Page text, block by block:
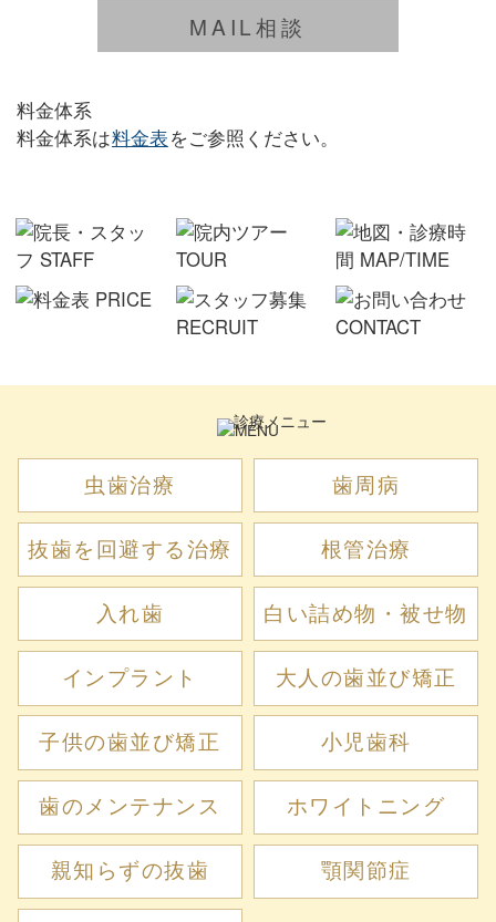
MAIL相談
料金体系
料金体系は料金表をご参照ください。
診療メニュー
虫歯治療 歯周病
抜歯を回避する治療 根管治療
入れ歯 白い詰め物・被せ物
インプラント 大人の歯並び矯正
子供の歯並び矯正 小児歯科
歯のメンテナンス ホワイトニング
親知らずの抜歯 顎関節症